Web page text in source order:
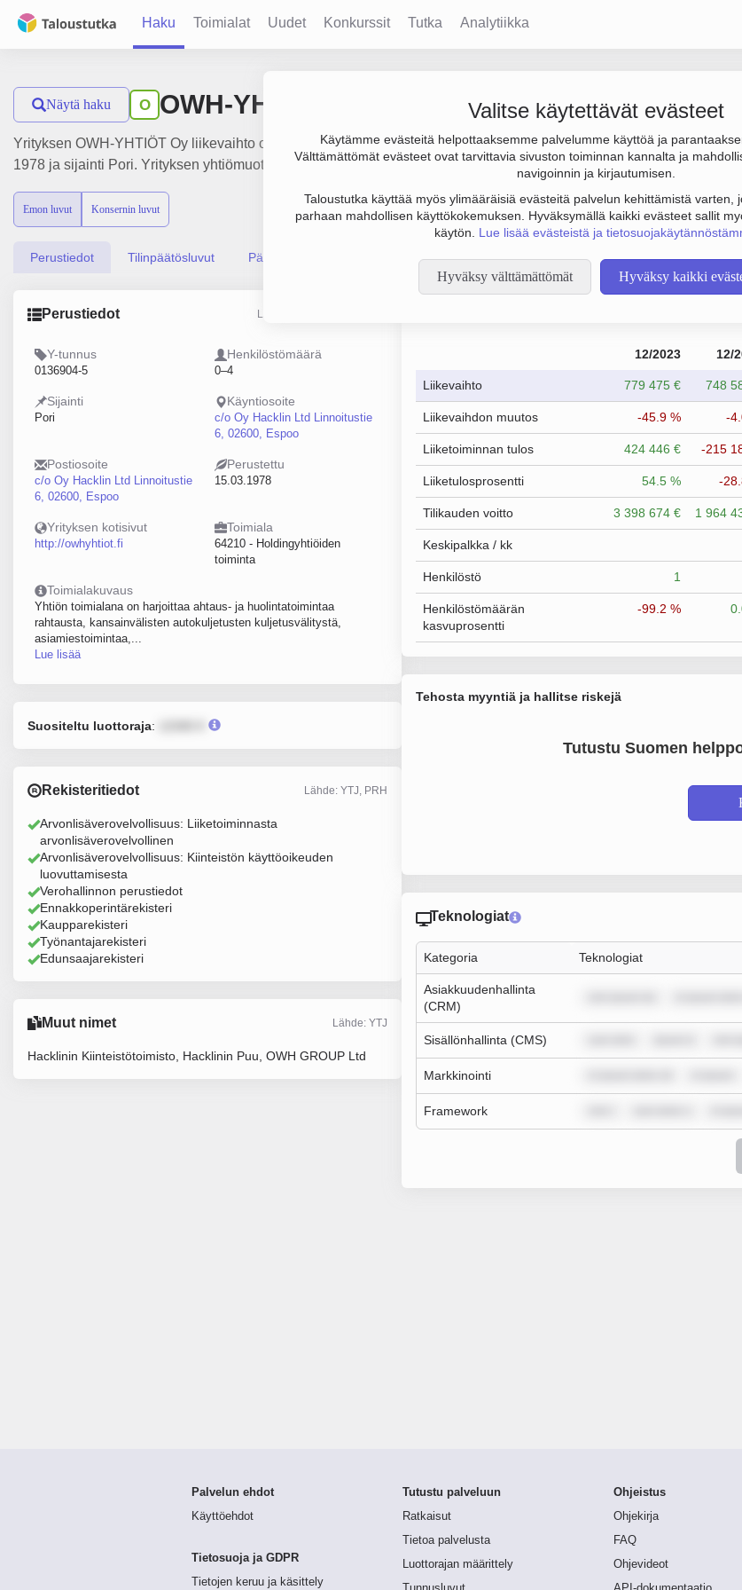
Haku Toimialat Uudet Konkurssit Tutka Analytiikka
Valitse käytettävät evästeet
Käytämme evästeitä helpottaaksemme palvelumme käyttöä ja
Välttämättömät evästeet ovat tarvittavia sivuston toiminnan kannalta ja
navigoinnin ja kirjautumisen.
Taloustutka käyttää myös ylimääräisiä evästeitä palvelun kehittämistä varten,
parhaan mahdollisen käyttökokemuksen. Hyväksymällä kaikki evästeet sallit
käytön. Lue lisää evästeistä ja
Hyväksy välttämättömät Hyväksy kaikki
Näytä haku O OWH-YHTIÖT Oy
Yrityksen OWH-YHTIÖT Oy liikevaihto on 761 000 €, tulos -154 000 € ja henkilöstömäärä 1. Sen päätoimiala on
1978 ja sijainti Pori. Yrityksen yhtiömuoto Osakeyhtiö (OY).
Emon luvut Konsernin luvut
Perustiedot Tilinpäätösluvut Päättäjätiedot
Perustiedot Lähde: YTJ, PRH, Traficom
Y-tunnus
0136904-5
Henkilöstömäärä
0–4
Sijainti
Pori
Käyntiosoite
c/o Oy Hacklin Ltd Linnoitustie
6, 02600, Espoo
Postiosoite
c/o Oy Hacklin Ltd Linnoitustie
6, 02600, Espoo
Perustettu
15.03.1978
Yrityksen kotisivut
http://owhyhtiot.fi
Toimiala
64210 - Holdingyhtiöiden
toiminta
Toimialakuvaus
Yhtiön toimialana on harjoittaa ahtaus- ja huolintatoimintaa
rahtausta, kansainvälisten autokuljetusten kuljetusvälitystä,
asiamiestoimintaa,...
Lue lisää
Suositeltu luottoraja:
Rekisteritiedot Lähde: YTJ, PRH
Arvonlisäverovelvollisuus: Liiketoiminnasta
arvonlisäverovelvollinen
Arvonlisäverovelvollisuus: Kiinteistön käyttöoikeuden
luovuttamisesta
Verohallinnon perustiedot
Ennakkoperintärekisteri
Kaupparekisteri
Työnantajarekisteri
Edunsaajarekisteri
Muut nimet Lähde: YTJ
Hacklinin Kiinteistötoimisto, Hacklinin Puu, OWH GROUP Ltd
12/2023 12/
Liikevaihto 779 475 € 748
Liikevaihdon muutos -45.9 % -
Liiketoiminnan tulos 424 446 € -215
Liiketulosprosentti 54.5 % -
Tilikauden voitto 3 398 674 € 1 964
Keskipalkka / kk
Henkilöstö 1
Henkilöstömäärän
kasvuprosentti
-99.2 %
Tehosta myyntiä ja hallitse riskejä
Tutustu Suomen
Teknologiat
Kategoria Teknologiat
Asiakkuudenhallinta
(CRM)
Sisällönhallinta (CMS)
Markkinointi
Framework
Palvelun ehdot
Käyttöehdot
Tietosuoja ja GDPR
Tietojen keruu ja käsittely
Tutustu palveluun
Ratkaisut
Tietoa palvelusta
Luottorajan määrittely
Ohjeistus
Ohjekirja
FAQ
Ohjevideot